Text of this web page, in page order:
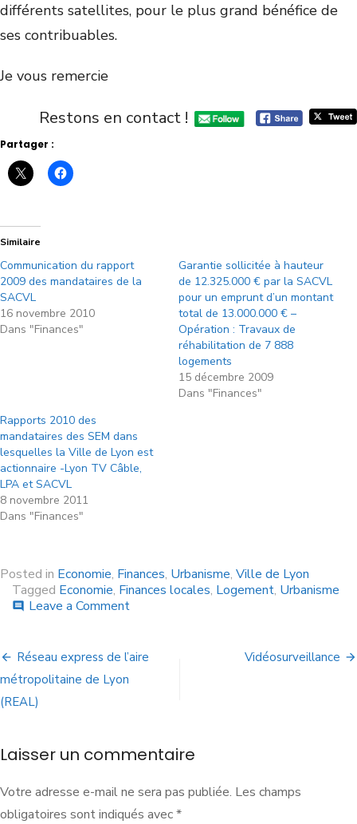
différents satellites, pour le plus grand bénéfice de
ses contribuables.
Je vous remercie
Restons en contact !
Partager :
Similaire
Communication du rapport
2009 des mandataires de la
SACVL
16 novembre 2010
Dans "Finances"
Garantie sollicitée à hauteur
de 12.325.000 € par la SACVL
pour un emprunt d’un montant
total de 13.000.000 € –
Opération : Travaux de
réhabilitation de 7 888
logements
15 décembre 2009
Dans "Finances"
Rapports 2010 des
mandataires des SEM dans
lesquelles la Ville de Lyon est
actionnaire -Lyon TV Câble,
LPA et SACVL
8 novembre 2011
Dans "Finances"
Posted in Economie, Finances, Urbanisme, Ville de Lyon
Tagged Economie, Finances locales, Logement, Urbanisme
comment Leave a Comment
Réseau express de l’aire
métropolitaine de Lyon
(REAL)
Vidéosurveillance
Laisser un commentaire
Votre adresse e-mail ne sera pas publiée. Les champs
obligatoires sont indiqués avec*